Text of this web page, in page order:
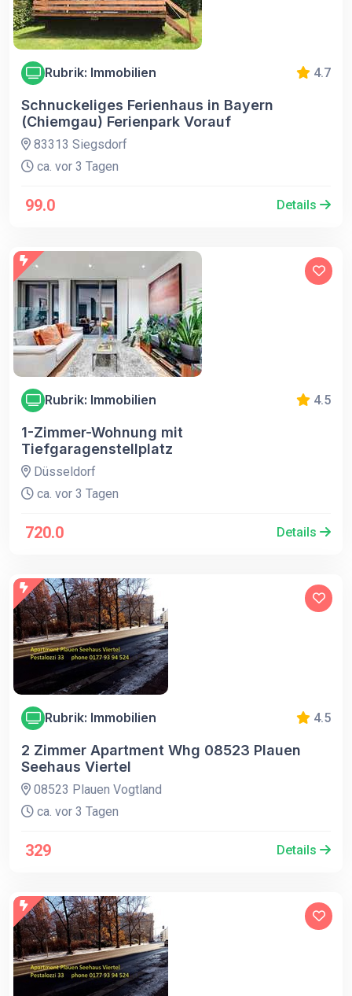
Rubrik: Immobilien 4.7
Schnuckeliges Ferienhaus in Bayern
(Chiemgau) Ferienpark Vorauf
83313 Siegsdorf
ca. vor 3 Tagen
99.0 Details
Rubrik: Immobilien 4.5
1-Zimmer-Wohnung mit
Tiefgaragenstellplatz
Düsseldorf
ca. vor 3 Tagen
720.0 Details
Rubrik: Immobilien 4.5
2 Zimmer Apartment Whg 08523 Plauen
Seehaus Viertel
08523 Plauen Vogtland
ca. vor 3 Tagen
329 Details